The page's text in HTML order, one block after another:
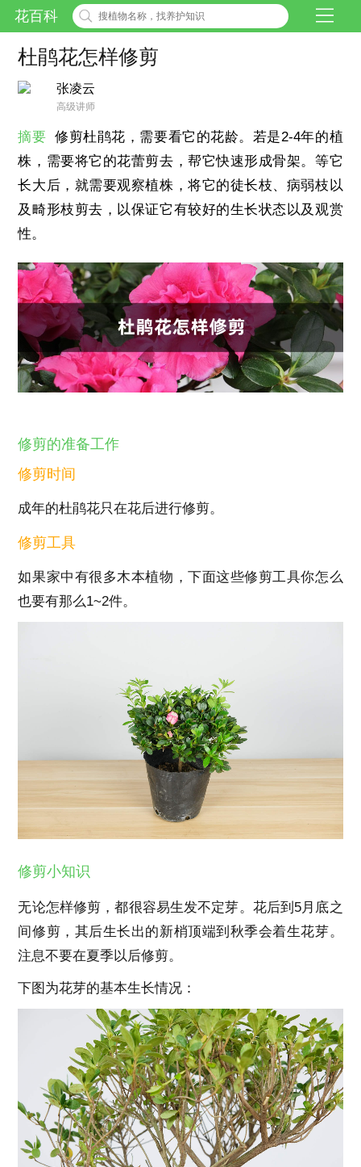
花百科
杜鹃花怎样修剪
张凌云
高级讲师
摘要 修剪杜鹃花，需要看它的花龄。若是2-4年的植
株，需要将它的花蕾剪去，帮它快速形成骨架。等它
长大后，就需要观察植株，将它的徒长枝、病弱枝以
及畸形枝剪去，以保证它有较好的生长状态以及观赏
性。
修剪的准备工作
修剪时间
成年的杜鹃花只在花后进行修剪。
修剪工具
如果家中有很多木本植物，下面这些修剪工具你怎么
也要有那么1~2件。
修剪小知识
无论怎样修剪，都很容易生发不定芽。花后到5月底之
间修剪，其后生长出的新梢顶端到秋季会着生花芽。
注息不要在夏季以后修剪。
下图为花芽的基本生长情况：